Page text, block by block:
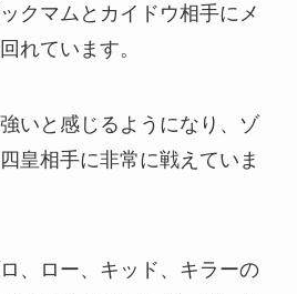
クマムとカイドウ相手にメ
れています。
いと感じるようになり、ゾ
皇相手に非常に戦えていま
、ロー、キッド、キラーの